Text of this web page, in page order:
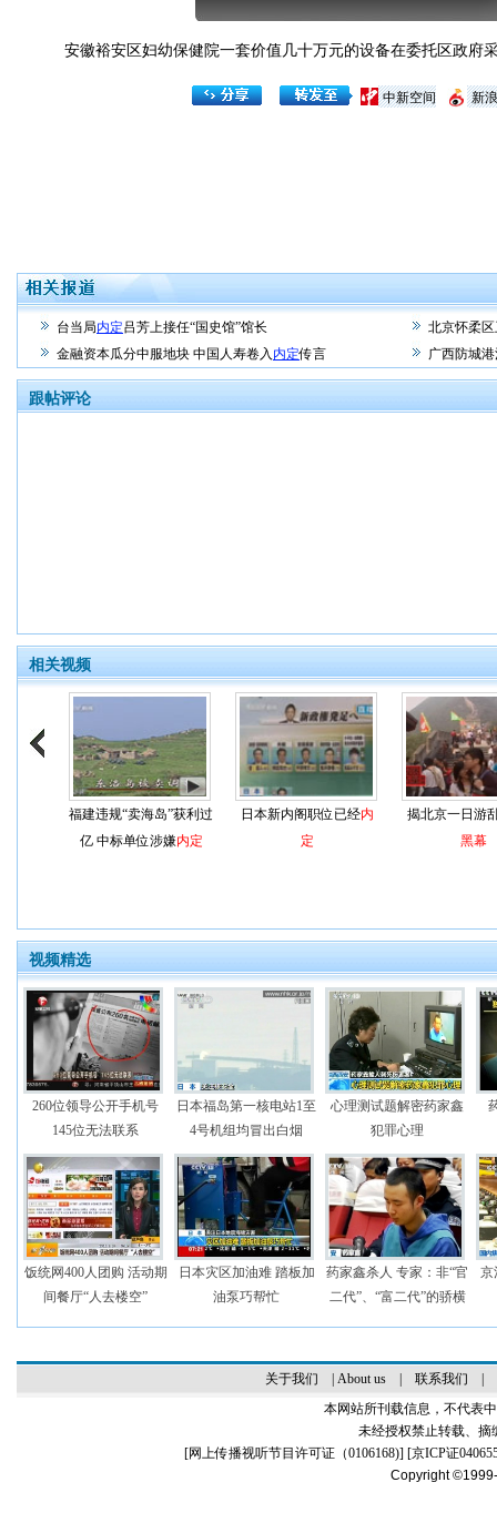
安徽裕安区妇幼保健院一套价值几十万元的设备在委托区政府
新
中新空间
台当局内定吕芳上接任“国史馆”馆长
北京怀柔
金融资本瓜分中服地块 中国人寿卷入 内定传言 广西防城
跟帖评论
相关视频
福建违规“卖海岛”获利过
亿 中标单位涉嫌内定
日本新内阁职位已经内
定
揭北京一日游
黑幕
视频精选
260位领导公开手机号
145位无法联系
日本福岛第一核电站1至
4号机组均冒出白烟
心理测试题解密药家鑫
犯罪心理
饭统网400人团购 活动期
间餐厅“人去楼空”
日本灾区加油难 踏板加
油泵巧帮忙
药家鑫杀人 专家：非“官
二代”、“富二代”的骄横
京
关于我们 About us| 联系我们
本网站所刊载信息，不代表
未经授权禁止转载、摘
[网上传播视听节目许可证（0106168)] [京ICP证
Copyright